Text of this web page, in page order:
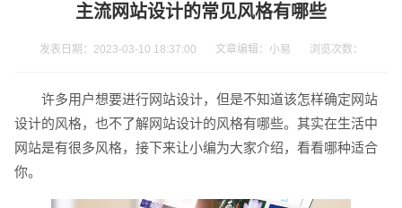
主流网站设计的常见风格有哪些
发表日期：2023-03-10 18:37:00 文章编辑：小易 浏览次数：
许多用户想要进行网站设计，但是不知道该怎样确定网站
设计的风格，也不了解网站设计的风格有哪些。其实在生活中
网站是有很多风格，接下来让小编为大家介绍，看看哪种适合
你。